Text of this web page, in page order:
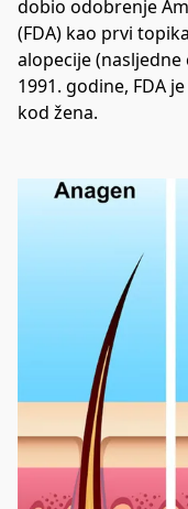
dobio odobrenje
(FDA) kao prvi
alopecije (nasljedne
1991. godine, FDA
kod žena.